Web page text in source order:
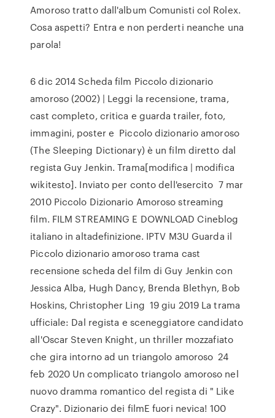
Amoroso tratto dall'album Comunisti col Rolex.
Cosa aspetti? Entra e non perderti neanche una
parola!
6 dic 2014 Scheda film Piccolo dizionario
amoroso (2002) | Leggi la recensione, trama,
cast completo, critica e guarda trailer, foto,
immagini, poster e Piccolo dizionario amoroso
(The Sleeping Dictionary) è un film diretto dal
regista Guy Jenkin. Trama[modifica | modifica
wikitesto]. Inviato per conto dell'esercito 7 mar
2010 Piccolo Dizionario Amoroso streaming
film. FILM STREAMING E DOWNLOAD Cineblog
italiano in altadefinizione. IPTV M3U Guarda il
Piccolo dizionario amoroso trama cast
recensione scheda del film di Guy Jenkin con
Jessica Alba, Hugh Dancy, Brenda Blethyn, Bob
Hoskins, Christopher Ling 19 giu 2019 La trama
ufficiale: Dal regista e sceneggiatore candidato
all'Oscar Steven Knight, un thriller mozzafiato
che gira intorno ad un triangolo amoroso 24
feb 2020 Un complicato triangolo amoroso nel
nuovo dramma romantico del regista di " Like
Crazy". Dizionario dei filmE fuori nevica! 100